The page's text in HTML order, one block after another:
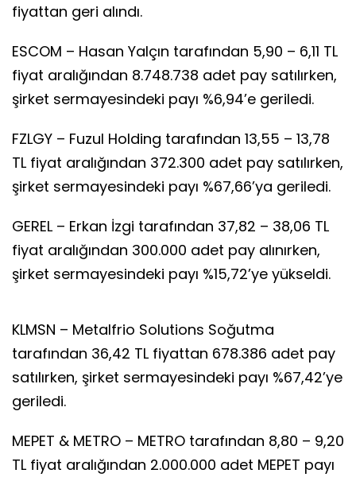
fiyattan geri alındı.
ESCOM – Hasan Yalçın tarafından 5,90 – 6,11 TL
fiyat aralığından 8.748.738 adet pay satılırken,
şirket sermayesindeki payı %6,94’e geriledi.
FZLGY – Fuzul Holding tarafından 13,55 – 13,78
TL fiyat aralığından 372.300 adet pay satılırken,
şirket sermayesindeki payı %67,66’ya geriledi.
GEREL – Erkan İzgi tarafından 37,82 – 38,06 TL
fiyat aralığından 300.000 adet pay alınırken,
şirket sermayesindeki payı %15,72’ye yükseldi.
KLMSN – Metalfrio Solutions Soğutma
tarafından 36,42 TL fiyattan 678.386 adet pay
satılırken, şirket sermayesindeki payı %67,42’ye
geriledi.
MEPET & METRO – METRO tarafından 8,80 – 9,20
TL fiyat aralığından 2.000.000 adet MEPET payı